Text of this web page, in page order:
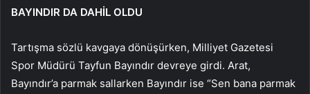
BAYINDIR DA DAHİL OLDU
Tartışma sözlü kavgaya dönüşürken, Milliyet Gazetesi
Spor Müdürü Tayfun Bayındır devreye girdi. Arat,
Bayındır’a parmak sallarken Bayındır ise “Sen bana parmak